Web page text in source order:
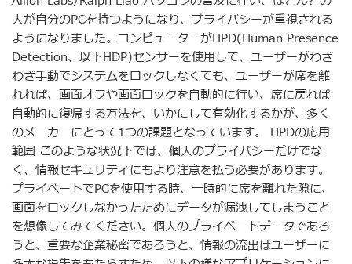
人が自分のPCを持つようになり、プライバシーが重視される
ようになりました。コンピューターがHPD(Human Presence
Detection、以下HDP)センサーを使用して、ユーザーがわざ
わざ手動でシステムをロックしなくても、ユーザーが席を離
れれば、画面オフや画面ロックを自動的に行い、席に戻れば
自動的に復帰する方法を、いかにして有効化するかが、多く
のメーカーにとって1つの課題となっています。 HPDの応用
範囲 このような状況下では、個人のプライバシーだけでな
く、情報セキュリティにもより注意を払う必要があります。
プライベートでPCを使用する時、一時的に席を離れた隙に、
画面をロックしなかったためにデータが漏洩してしまうこと
を想像してみてください。個人のプライベートデータであろ
うと、重要な企業秘密であろうと、情報の流出はユーザーに